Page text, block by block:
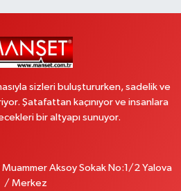
sizleri buluştururken, sadelik ve
Şatafattan kaçınıyor ve insanlara
bir altyapı sunuyor.
Aksoy Sokak No:1/2 Yalova
/ Merkez